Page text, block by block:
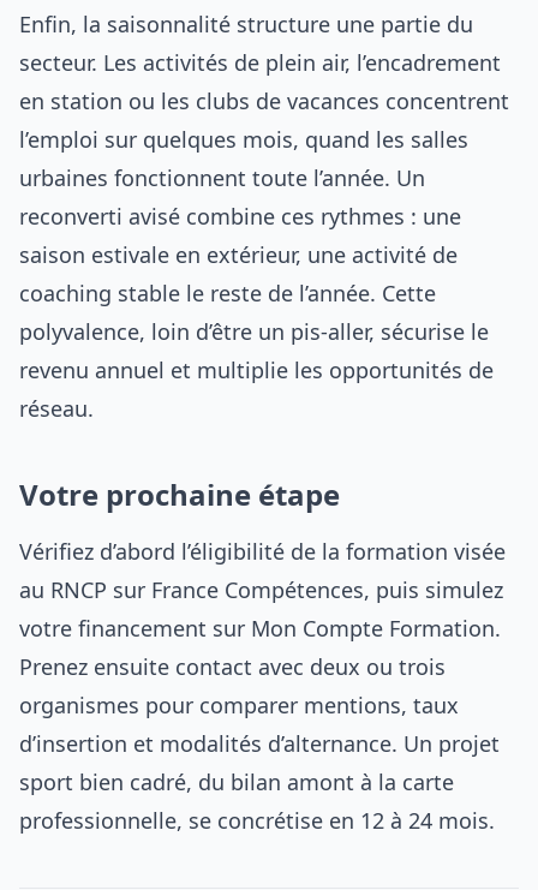
Enfin, la saisonnalité structure une partie du
secteur. Les activités de plein air, l’encadrement
en station ou les clubs de vacances concentrent
l’emploi sur quelques mois, quand les salles
urbaines fonctionnent toute l’année. Un
reconverti avisé combine ces rythmes : une
saison estivale en extérieur, une activité de
coaching stable le reste de l’année. Cette
polyvalence, loin d’être un pis-aller, sécurise le
revenu annuel et multiplie les opportunités de
réseau.
Votre prochaine étape
Vérifiez d’abord l’éligibilité de la formation visée
au RNCP sur France Compétences, puis simulez
votre financement sur Mon Compte Formation.
Prenez ensuite contact avec deux ou trois
organismes pour comparer mentions, taux
d’insertion et modalités d’alternance. Un projet
sport bien cadré, du bilan amont à la carte
professionnelle, se concrétise en 12 à 24 mois.